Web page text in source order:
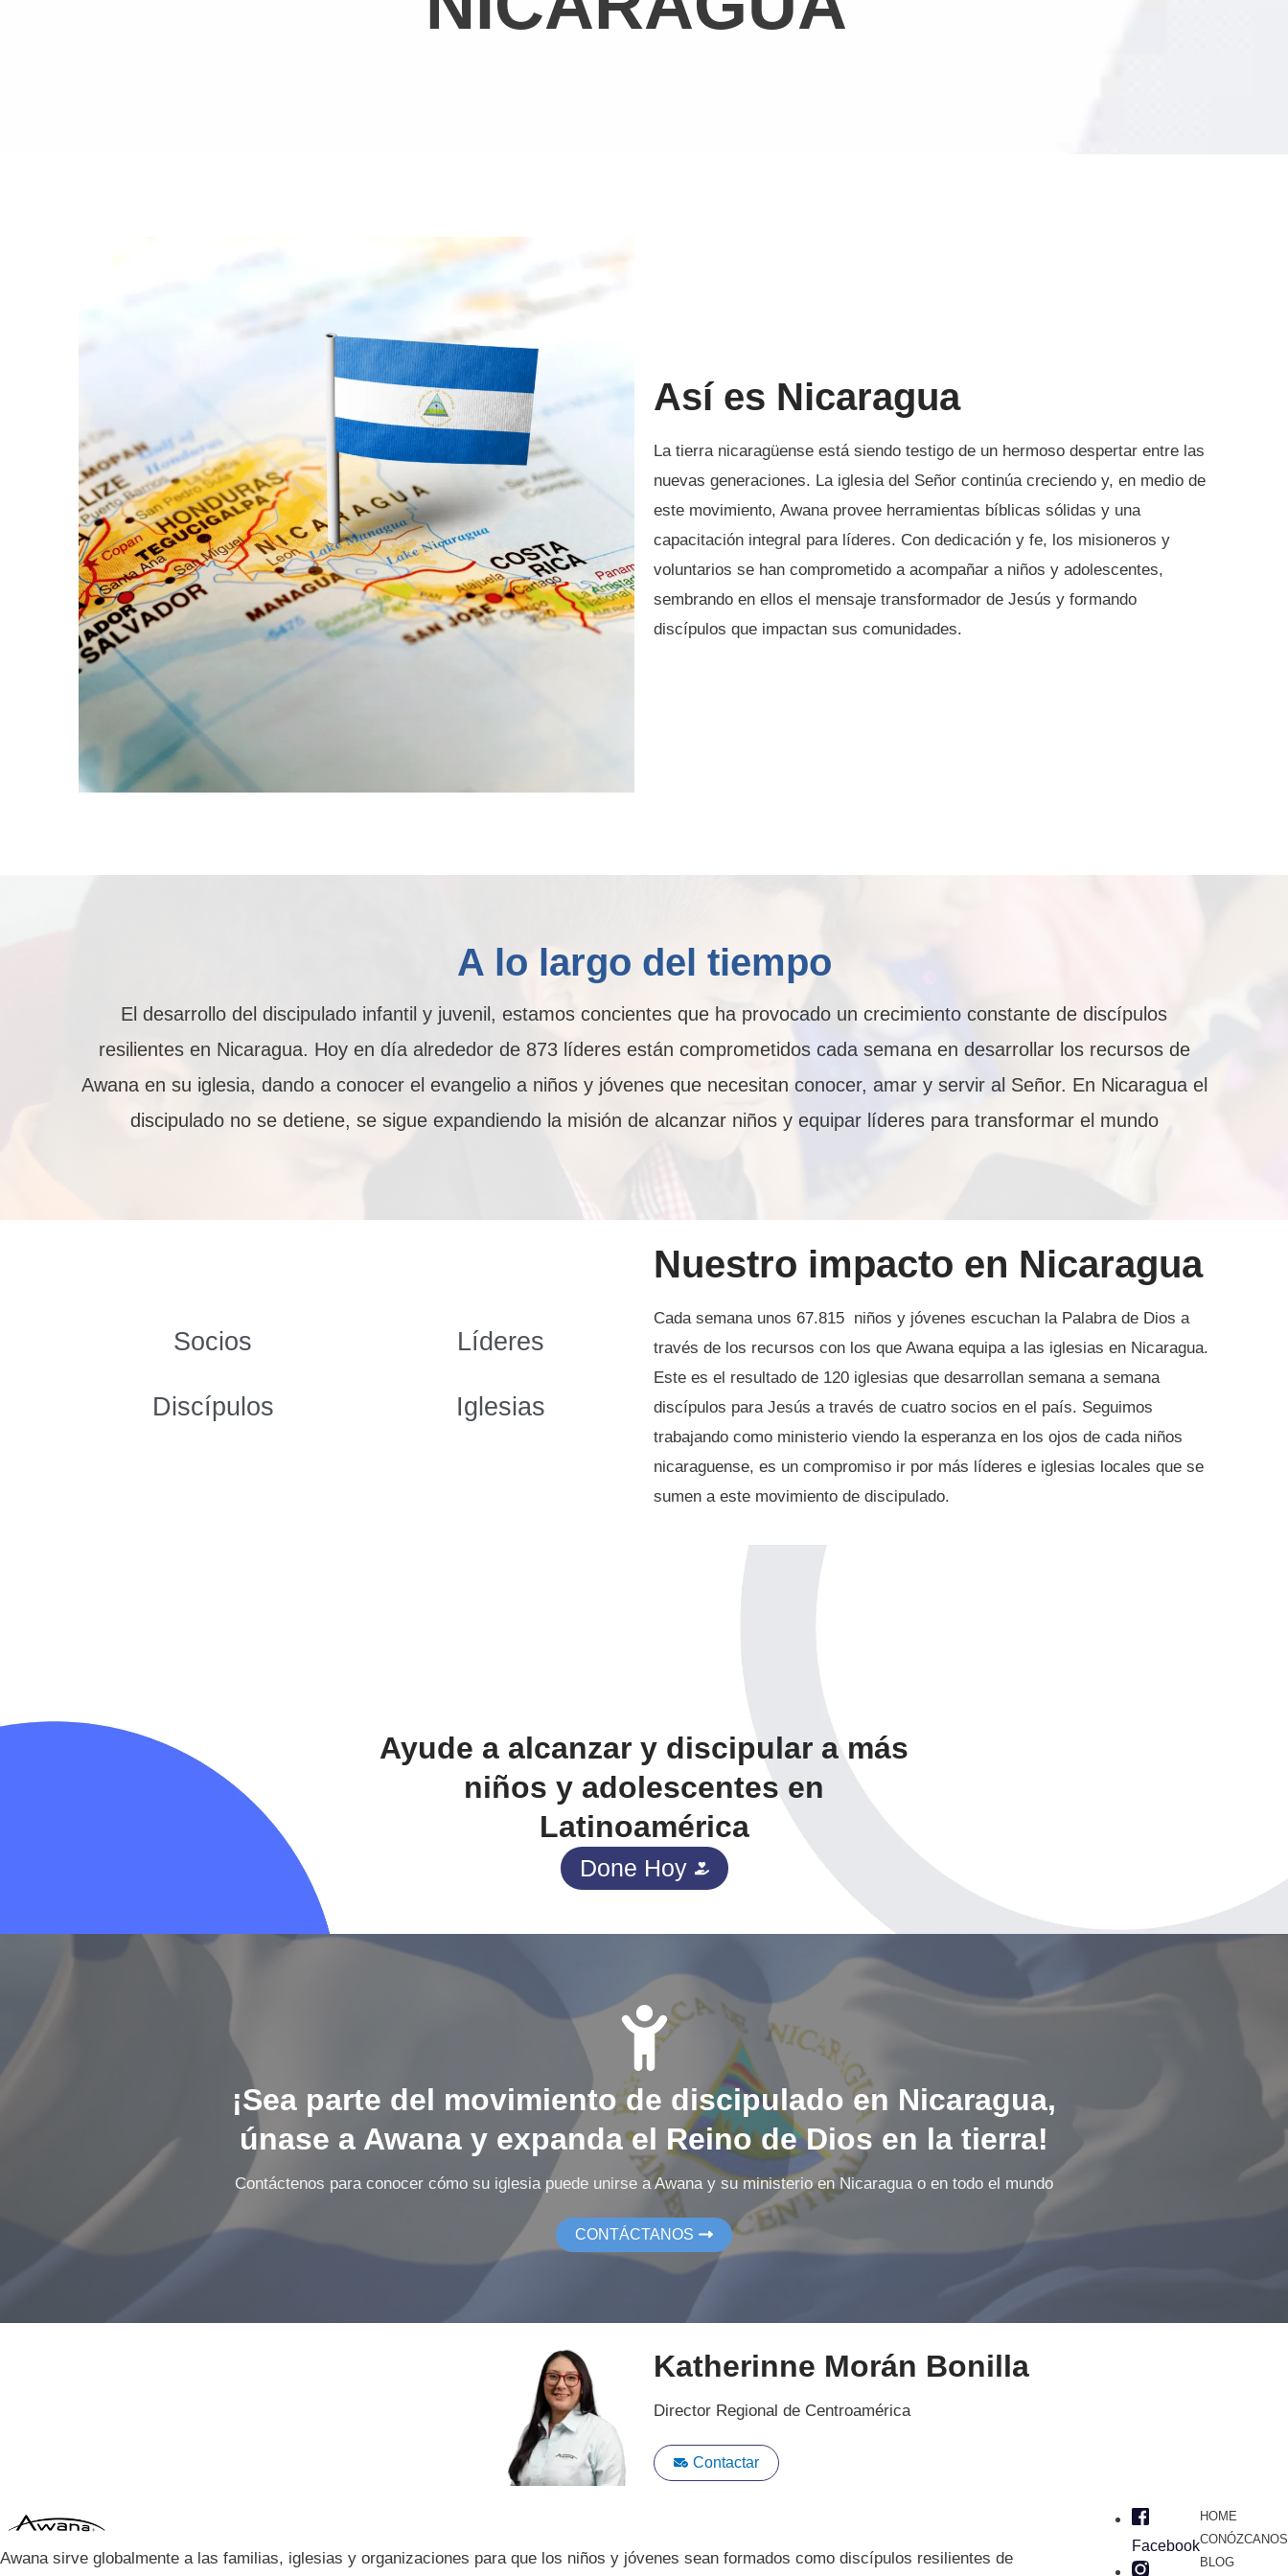
Así es Nicaragua
La tierra nicaragüense está siendo testigo de un hermoso despertar entre las
nuevas generaciones. La iglesia del Señor continúa creciendo y, en medio de
este movimiento, Awana provee herramientas bíblicas sólidas y una
capacitación integral para líderes. Con dedicación y fe, los misioneros y
voluntarios se han comprometido a acompañar a niños y adolescentes,
sembrando en ellos el mensaje transformador de Jesús y formando
discípulos que impactan sus comunidades.
A lo largo del tiempo
El desarrollo del discipulado infantil y juvenil, estamos concientes que ha provocado un crecimiento constante de discípulos
resilientes en Nicaragua. Hoy en día alrededor de 873 líderes están comprometidos cada semana en desarrollar los recursos de
Awana en su iglesia, dando a conocer el evangelio a niños y jóvenes que necesitan conocer, amar y servir al Señor. En Nicaragua el
discipulado no se detiene, se sigue expandiendo la misión de alcanzar niños y equipar líderes para transformar el mundo
Socios
Discípulos
Líderes
Iglesias
Nuestro impacto en Nicaragua
Cada semana unos 67.815 niños y jóvenes escuchan la Palabra de Dios a
través de los recursos con los que Awana equipa a las iglesias en Nicaragua.
Este es el resultado de 120 iglesias que desarrollan semana a semana
discípulos para Jesús a través de cuatro socios en el país. Seguimos
trabajando como ministerio viendo la esperanza en los ojos de cada niños
nicaraguense, es un compromiso ir por más líderes e iglesias locales que se
sumen a este movimiento de discipulado.
Ayude a alcanzar y discipular a más
niños y adolescentes en
Latinoamérica
Done Hoy
¡Sea parte del movimiento de discipulado en Nicaragua,
únase a Awana y expanda el Reino de Dios en la tierra!
Contáctenos para conocer cómo su iglesia puede unirse a Awana y su ministerio en Nicaragua o en todo el mundo
CONTÁCTANOS
Katherinne Morán Bonilla
Director Regional de Centroamérica
Contactar
Awana sirve globalmente a las familias, iglesias y organizaciones para que los niños y jóvenes sean formados como discípulos resilientes de
Facebook
HOME
CONÓZCANOS
BLOG